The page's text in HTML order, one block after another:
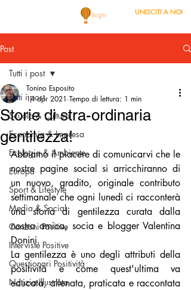
UNISCITI A NOI
Post
Tutti i post
Scuola & Cultura
Economia & Impresa
Ecologia & Ambiente
Europa
Sport & Lifestyle
Media & Social
Canzoni Positive
Interviste Positive
Questionari Positività
Notizia Illustrata
Tutti i post
Storie di stra-ordinaria
gentilezza!
Tonino Esposito
14 apr 2021 Tempo di lettura: 1 min
Abbiamo il piacere di comunicarvi che le
nostre pagine social si arricchiranno di
un nuovo, gradito, originale contributo
settimanale che ogni lunedì ci racconterà
una storia di gentilezza curata dalla
nostra amica, socia e blogger Valentina
Donini.
La gentilezza è uno degli attributi della
positività e come quest'ultima va
educata, allenata, praticata e raccontata